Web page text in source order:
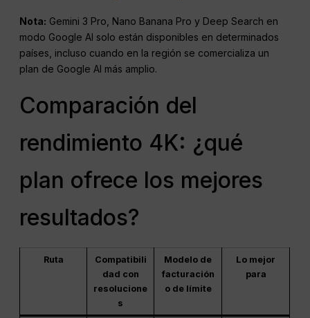
Nota: Gemini 3 Pro, Nano Banana Pro y Deep Search en
modo Google AI solo están disponibles en determinados
países, incluso cuando en la región se comercializa un
plan de Google AI más amplio.
Comparación del
rendimiento 4K: ¿qué
plan ofrece los mejores
resultados?
Ruta
Compatibili
dad con
resolucione
s
Modelo de
facturación
o de límite
Lo mejor
para